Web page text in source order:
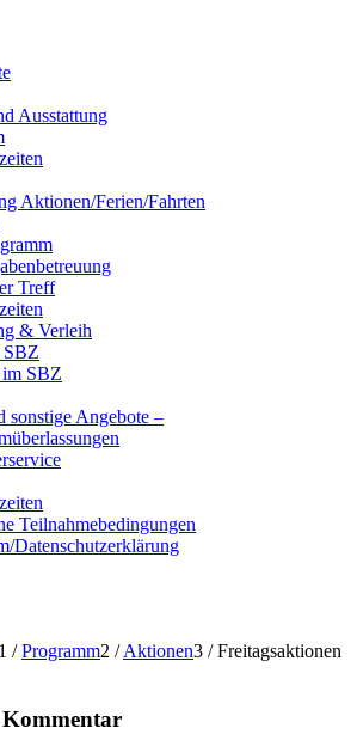
Ausstattung
Aktionen/Ferien/Fahrten
Treff
& Verleih
SBZ
im SBZ
sonstige Angebote –
Teilnahmebedingungen
Datenschutzerklärung
1 / Programm2 / Aktionen3 / Freitagsaktionen
Kommentar